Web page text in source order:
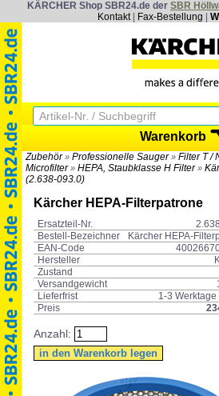
KÄRCHER Shop SBR24.de der SBR
Kontakt| Fax-Bestellung
Warenkorb
Zubehör» Professionelle Sauger» Filter T /
Microfilter» HEPA, Staubklasse H Filter»
(2.638-093.0)
Kärcher HEPA-Filterpatrone
Ersatzteil-Nr.
Bestell-Bezeichner
Kärcher HEPA-
EAN-Code
Hersteller
Zustand
Versandgewicht
Lieferfrist
1-3 Werktage
Preis
Anzahl: